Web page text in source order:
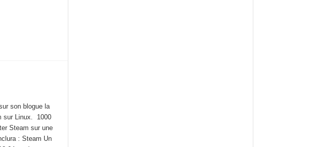
son blogue la
sur Linux. 1000
Steam sur une
: Steam Un